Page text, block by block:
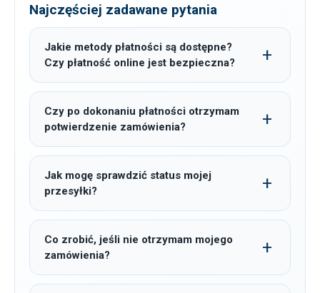
Najczęściej zadawane pytania
Jakie metody płatności są dostępne?
Czy płatność online jest bezpieczna?
Czy po dokonaniu płatności otrzymam
potwierdzenie zamówienia?
Jak mogę sprawdzić status mojej
przesyłki?
Co zrobić, jeśli nie otrzymam mojego
zamówienia?